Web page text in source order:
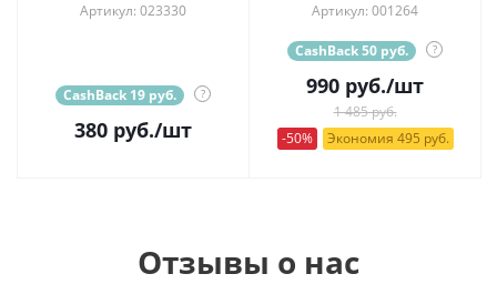
Артикул: 023330
CashBack 19 руб. ?
380 руб./шт
Артикул: 001264
CashBack 50 руб. ?
990 руб./шт
1 485 руб.
-50%
Экономия 495 руб.
Отзывы о нас